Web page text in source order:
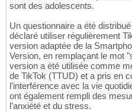
sont des adolescents.
Un questionnaire a été
déclaré utiliser régulièrement
version adaptée de la
Version, en remplaçant le mot
version a été utilisée comme
de TikTok (TTUD) et a pris en
l'interférence avec la vie
ont également rempli des
l'anxiété et du stress.